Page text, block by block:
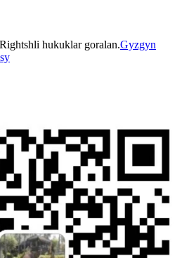
hukuklar goralan.Gyzgyn